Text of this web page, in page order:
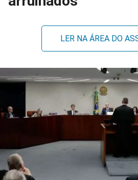
LER NA ÁREA DO